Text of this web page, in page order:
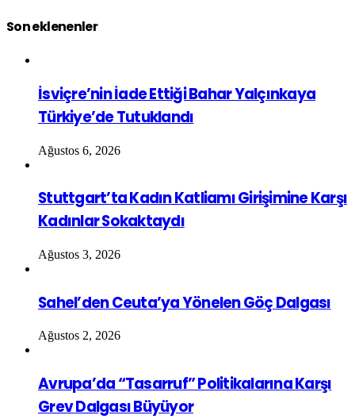
Son eklenenler
İsviçre’nin İade Ettiği Bahar Yalçınkaya
Türkiye’de Tutuklandı
Ağustos 6, 2026
Stuttgart’ta Kadın Katliamı Girişimine Karşı
Kadınlar Sokaktaydı
Ağustos 3, 2026
Sahel’den Ceuta’ya Yönelen Göç Dalgası
Ağustos 2, 2026
Avrupa’da “Tasarruf” Politikalarına Karşı
Grev Dalgası Büyüyor